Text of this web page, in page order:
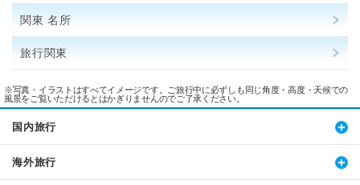
関東 名所
旅行関東
※写真・イラストはすべてイメージです。ご旅行中に必ずしも同じ角度・高度・天候での
風景をご覧いただけるとはかぎりませんのでご了承ください。
国内旅行
海外旅行